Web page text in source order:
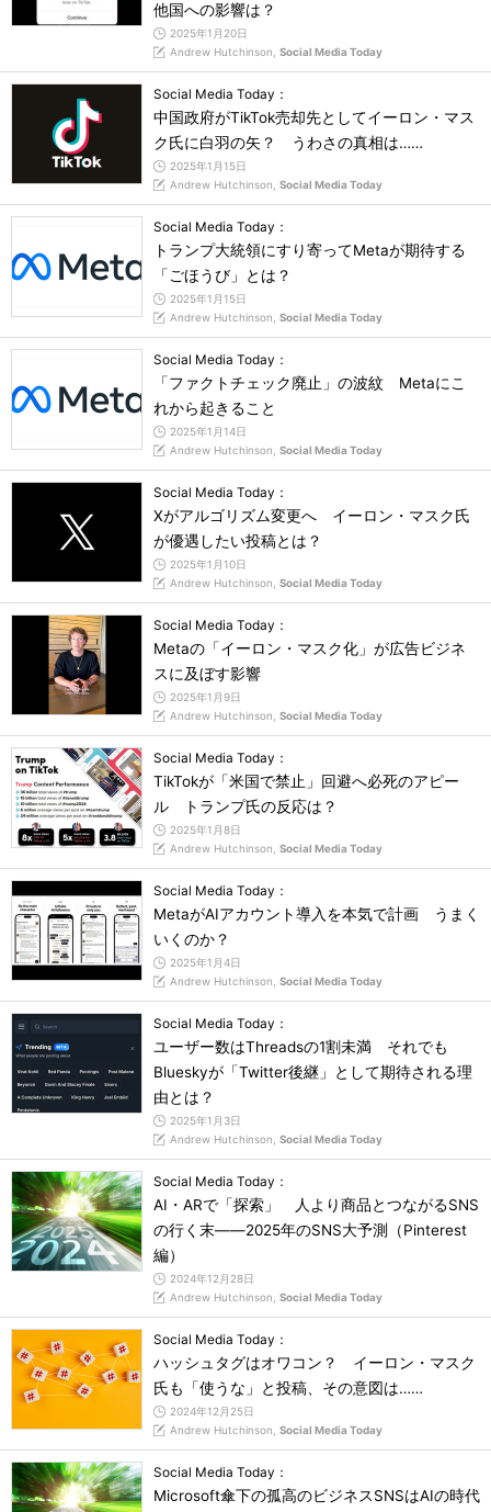
他国への影響は？
2025年1月20日
Andrew Hutchinson, Social Media Today
Social Media Today：
中国政府がTikTok売却先としてイーロン・マス
ク氏に白羽の矢？ うわさの真相は……
2025年1月15日
Andrew Hutchinson, Social Media Today
Social Media Today：
トランプ大統領にすり寄ってMetaが期待する
「ごほうび」とは？
2025年1月15日
Andrew Hutchinson, Social Media Today
Social Media Today：
「ファクトチェック廃止」の波紋 Metaにこ
れから起きること
2025年1月14日
Andrew Hutchinson, Social Media Today
Social Media Today：
Xがアルゴリズム変更へ イーロン・マスク氏
が優遇したい投稿とは？
2025年1月10日
Andrew Hutchinson, Social Media Today
Social Media Today：
Metaの「イーロン・マスク化」が広告ビジネ
スに及ぼす影響
2025年1月9日
Andrew Hutchinson, Social Media Today
Social Media Today：
TikTokが「米国で禁止」回避へ必死のアピー
ル トランプ氏の反応は？
2025年1月8日
Andrew Hutchinson, Social Media Today
Social Media Today：
MetaがAIアカウント導入を本気で計画 うまく
いくのか？
2025年1月4日
Andrew Hutchinson, Social Media Today
Social Media Today：
ユーザー数はThreadsの1割未満 それでも
Blueskyが「Twitter後継」として期待される理
由とは？
2025年1月3日
Andrew Hutchinson, Social Media Today
Social Media Today：
AI・ARで「探索」 人より商品とつながるSNS
の行く末――2025年のSNS大予測（Pinterest
編）
2024年12月28日
Andrew Hutchinson, Social Media Today
Social Media Today：
ハッシュタグはオワコン？ イーロン・マスク
氏も「使うな」と投稿、その意図は……
2024年12月25日
Andrew Hutchinson, Social Media Today
Social Media Today：
Microsoft傘下の孤高のビジネスSNSはAIの時代